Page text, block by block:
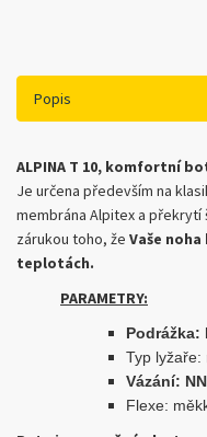
Popis
ALPINA T 10, komfortní
Je určena především na
membrána Alpitex a
zárukou toho, že Vaše
teplotách.
PARAMETRY:
Podrážka:
Typ lyžaře:
Vázání:
Flexe: